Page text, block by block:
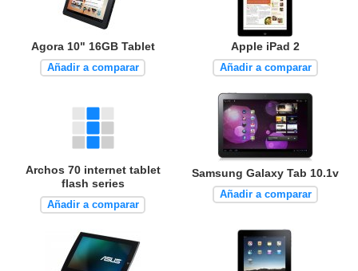
Agora 10" 16GB Tablet
Añadir a comparar
Apple iPad 2
Añadir a comparar
Archos 70 internet tablet
flash series
Añadir a comparar
Samsung Galaxy Tab 10.1v
Añadir a comparar